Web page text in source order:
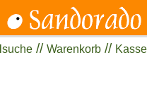
// Warenkorb // Kasse